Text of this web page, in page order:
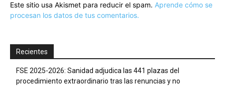
Este sitio usa Akismet para reducir el spam. Aprende cómo se
procesan los datos de tus comentarios.
Recientes
FSE 2025-2026: Sanidad adjudica las 441 plazas del
procedimiento extraordinario tras las renuncias y no